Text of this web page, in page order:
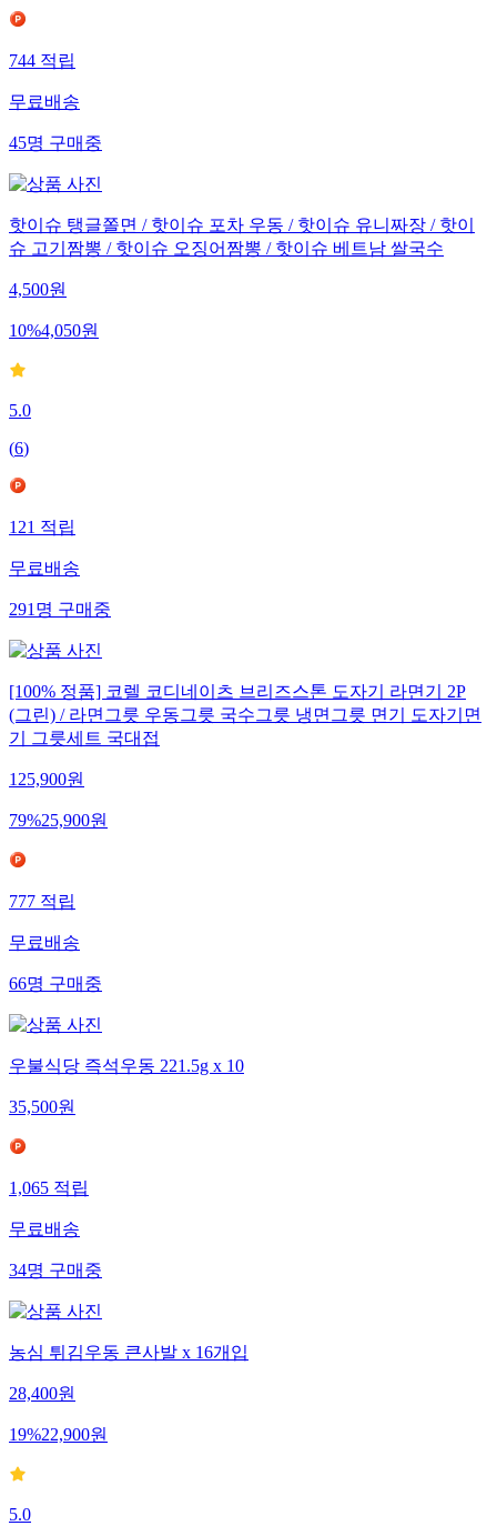
744적립
무료배송
45명구매중
핫이슈 탱글쫄면 / 핫이슈 포차 우동 / 핫이슈 유니짜장 / 핫이
슈 고기짬뽕 / 핫이슈 오징어짬뽕 / 핫이슈 베트남 쌀국수
4,500원
10%4,050원
5.0
(6)
121적립
무료배송
291명구매중
[100% 정품] 코렐 코디네이츠 브리즈스톤 도자기 라면기 2P
(그린) / 라면그릇 우동그릇 국수그릇 냉면그릇 면기 도자기면
기 그릇세트 국대접
125,900원
79%25,900원
777적립
무료배송
66명구매중
우불식당 즉석우동 221.5g x 10
35,500원
1,065적립
무료배송
34명구매중
농심 튀김우동 큰사발 x 16개입
28,400원
19%22,900원
5.0